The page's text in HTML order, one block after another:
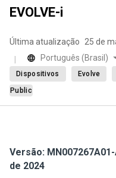
EVOLVE-i
Última atualização 25 de
Português (Brasil)
Dispositivos Evolve
Public
Versão:
de 2024